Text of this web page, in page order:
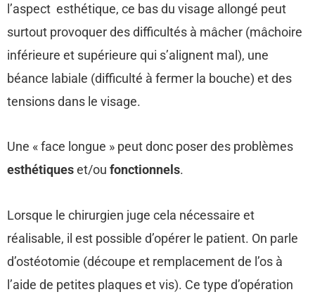
l’aspect esthétique, ce bas du visage allongé peut
surtout provoquer des difficultés à mâcher (mâchoire
inférieure et supérieure qui s’alignent mal), une
béance labiale (difficulté à fermer la bouche) et des
tensions dans le visage.
Une « face longue » peut donc poser des problèmes
esthétiqueset/ou fonctionnels.
Lorsque le chirurgien juge cela nécessaire et
réalisable, il est possible d’opérer le patient. On parle
d’ostéotomie (découpe et remplacement de l’os à
l’aide de petites plaques et vis). Ce type d’opération